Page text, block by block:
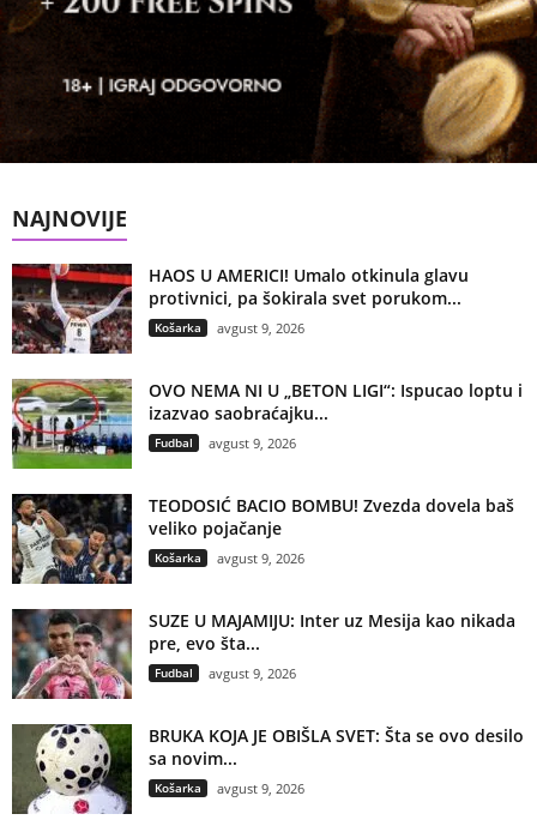
NAJNOVIJE
HAOS U AMERICI! Umalo otkinula glavu
protivnici, pa šokirala svet porukom...
Košarka avgust 9, 2026
OVO NEMA NI U „BETON LIGI“: Ispucao loptu i
izazvao saobraćajku...
Fudbal avgust 9, 2026
TEODOSIĆ BACIO BOMBU! Zvezda dovela baš
veliko pojačanje
Košarka avgust 9, 2026
SUZE U MAJAMIJU: Inter uz Mesija kao nikada
pre, evo šta...
Fudbal avgust 9, 2026
BRUKA KOJA JE OBIŠLA SVET: Šta se ovo desilo
sa novim...
Košarka avgust 9, 2026